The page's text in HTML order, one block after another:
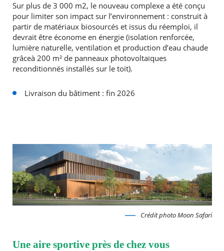
Sur plus de 3 000 m2, le nouveau complexe a été conçu
pour limiter son impact sur l’environnement : construit à
partir de matériaux biosourcés et issus du réemploi, il
devrait être économe en énergie (isolation renforcée,
lumière naturelle, ventilation et production d’eau chaude
grâceà 200 m² de panneaux photovoltaïques
reconditionnés installés sur le toit).
Livraison du bâtiment : fin 2026
Crédit photo Moon Safari
Une aire sportive près de chez vous